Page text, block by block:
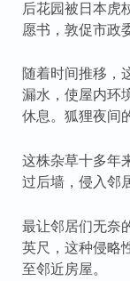
后花园被日本虎
愿书，敦促市政
随着时间推移，
漏水，使屋内环
休息。狐狸夜间
这株杂草十多年
过后墙，侵入邻
最让邻居们无奈
英尺，这种侵略
至邻近房屋。